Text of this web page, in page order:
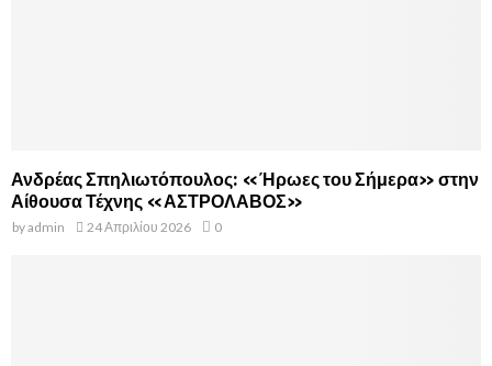
Ανδρέας Σπηλιωτόπουλος: «Ήρωες του Σήμερα» στην
Αίθουσα Τέχνης «ΑΣΤΡΟΛΑΒΟΣ»
byadmin 24 Απριλίου 2026 0